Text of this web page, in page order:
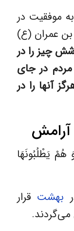
موفقیت در
عمران (ع)
چیز را در
در جای
آنها را در
یَطْلُبُونَهَا
بهشت قرار
می‌گردند.